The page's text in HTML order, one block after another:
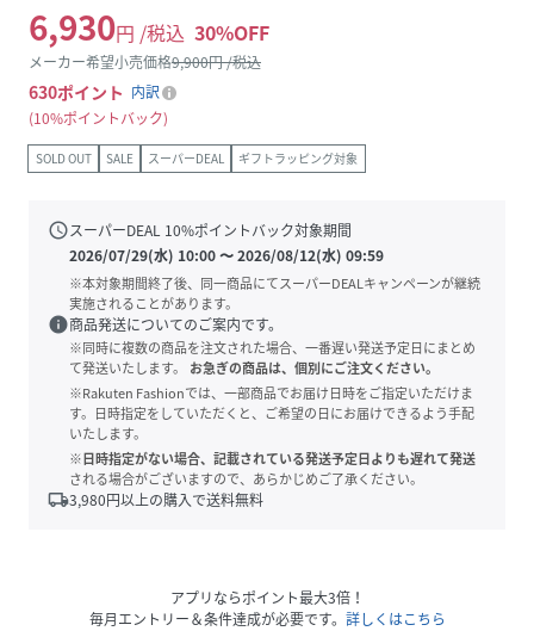
6,930円 /税込 30%OFF
メーカー希望小売価格9,900円 /税込
630ポイント 内訳
10%ポイントバック
SOLD OUT SALE スーパーDEAL ギフトラッピング対象
scheduleスーパーDEAL 10%ポイントバック対象期間
2026/07/29(水) 10:00〜2026/08/12(水) 09:59
※本対象期間終了後、同一商品にてスーパーDEALキャンペーンが継続
実施されることがあります。
info商品発送についてのご案内です。
※同時に複数の商品を注文された場合、一番遅い発送予定日にまとめ
て発送いたします。
お急ぎの商品は、個別にご注文ください。
※Rakuten Fashionでは、一部商品でお届け日時をご指定いただけま
す。日時指定をしていただくと、ご希望の日にお届けできるよう手配
いたします。
※日時指定がない場合、記載されている発送予定日よりも遅れて発送
される場合がございますので、あらかじめご了承ください。
local_shipping3,980円以上の購入で送料無料
アプリならポイント最大3倍！
毎月エントリー＆条件達成が必要です。 詳しくはこちら